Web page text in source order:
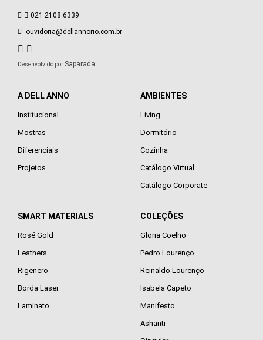
021 2108 6339
ouvidoria@dellannorio.com.br
Desenvolvido por Saparada
A DELL ANNO
Institucional
Mostras
Diferenciais
Projetos
AMBIENTES
Living
Dormitório
Cozinha
Catálogo Virtual
Catálogo Corporate
SMART MATERIALS
Rosé Gold
Leathers
Rigenero
Borda Laser
Laminato
COLEÇÕES
Gloria Coelho
Pedro Lourenço
Reinaldo Lourenço
Isabela Capeto
Manifesto
Ashanti